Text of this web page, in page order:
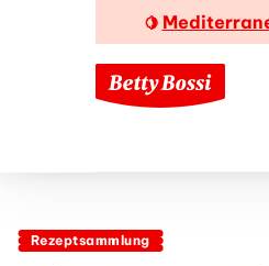
🍋
Rezeptsammlung